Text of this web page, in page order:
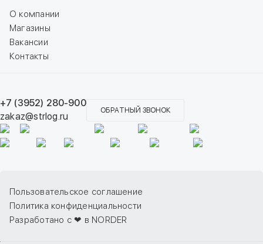
О компании
Магазины
Вакансии
Контакты
+7 (3952) 280-900
zakaz@strlog.ru
ОБРАТНЫЙ ЗВОНОК
Пользовательское соглашение
Политика конфиденциальности
Разработано с ❤ в NORDER